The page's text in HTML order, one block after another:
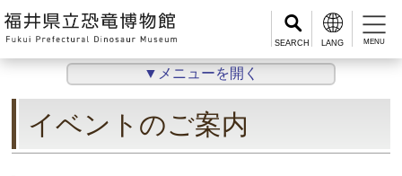
MENU
▼メニューを開く
イベントのご案内